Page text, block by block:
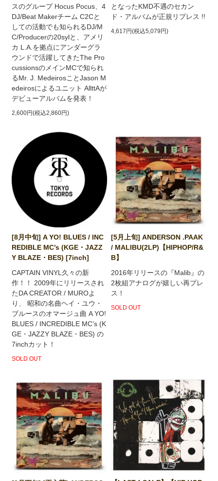
スのグループ Hocus Pocus、4
DJ/Beat Makerチーム C2Cと
しての活動でも知られるDJ/M
C/Producerの20sylと、アメリ
カ L.A.を拠点にアンダーグラ
ウンドで活躍してきたThe Pro
cussionsのメインMCで知られ
るMr. J. MedeirosことJason M
edeirosによるユニット AllttAが
デビューアルバムを発表！
2,600円(税込2,860円)
となったKMD不遇のセカン
ド・アルバムが正規リプレス !!
4,617円(税込5,079円)
[8月中旬] A YO! BLUES / INC
REDIBLE MC’s (KGE・JAZZ
Y BLAZE・BES) [7inch]
CAPTAIN VINYL久々の新
作！！ 2009年にリリースされ
たDA CREATOR / MUROよ
り、 昭和の名曲ヘイ・ユウ・
ブルースのオマージュ曲 A YO!
BLUES / INCREDIBLE MC’s (K
GE・JAZZY BLAZE・BES) の
7inchカット！
SOLD OUT
[5月上旬] ANDERSON .PAAK
/ MALIBU(2LP)【HIPHOP/R&
B】
2016年リリースの『Malib』の
2枚組アナログが嬉しい再プレ
ス！
SOLD OUT